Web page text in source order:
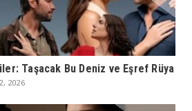
Taşacak Bu Deniz ve Eşref Rüya
2026